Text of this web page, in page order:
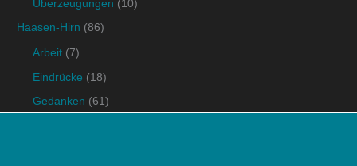
Überzeugungen (10)
Haasen-Hirn (86)
Arbeit (7)
Eindrücke (18)
Gedanken (61)